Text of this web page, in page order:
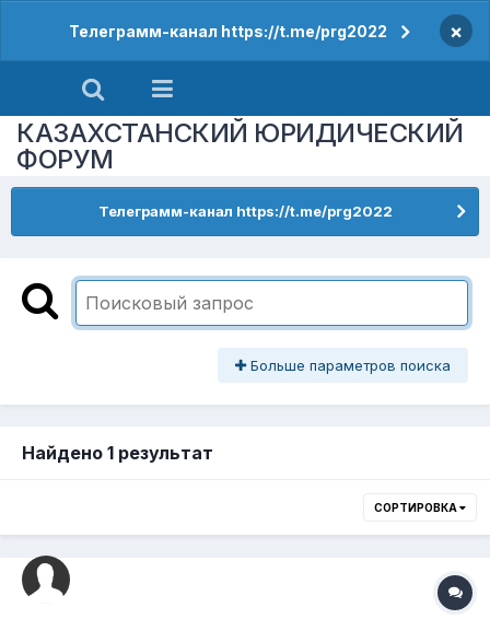
Телеграмм-канал https://t.me/prg2022 ×
КАЗАХСТАНСКИЙ ЮРИДИЧЕСКИЙ
ФОРУМ
Телеграмм-канал https://t.me/prg2022
Больше параметров поиска
Найдено 1 результат
СОРТИРОВКА